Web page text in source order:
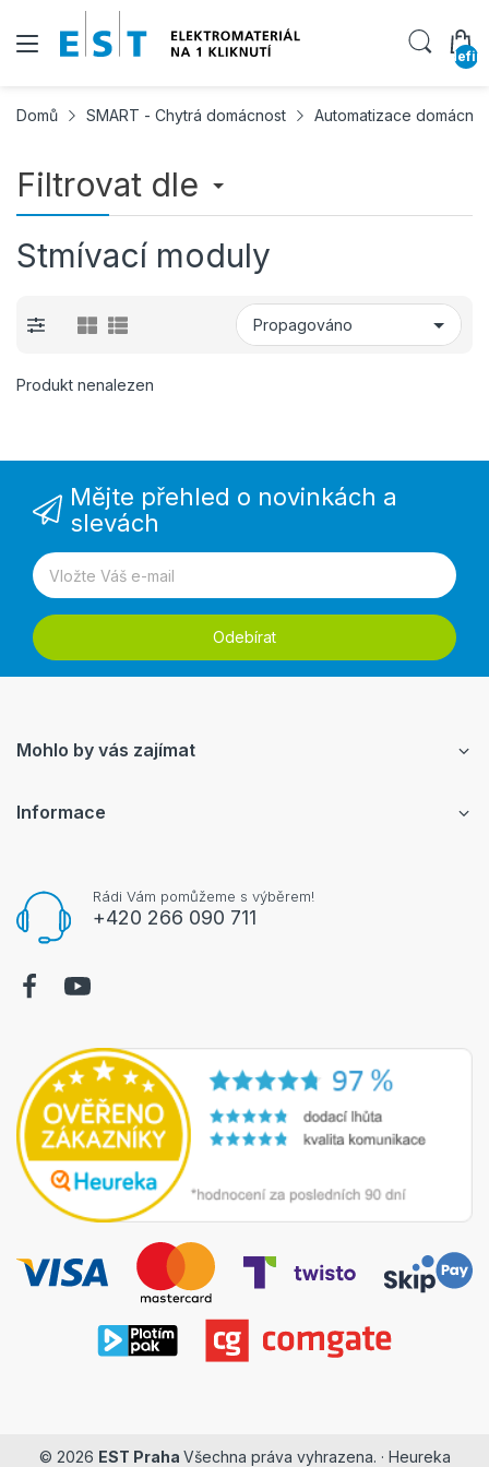
Domů SMART - Chytrá domácnost Automatizace
Filtrovat dle
Stmívací moduly
Produkt nenalezen
Mějte přehled o novinkách a
slevách
Odebírat
Rádi Vám pomůžeme s výběrem!
+420 266 090 711
Mohlo by vás zajímat
Informace
© 2026 EST Praha Všechna práva vyhrazena. · Heureka